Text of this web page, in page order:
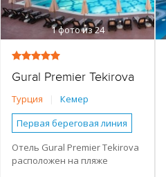
1фото из 24
Gural Premier Tekirova
Турция
Кемер
Первая береговая линия
Наличие туристической
инфраструктуры рядом
Отель Gural Premier Tekirova
расположен на пляже